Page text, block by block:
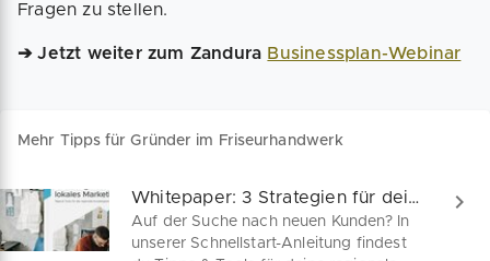
Fragen zu stellen.
➔ Jetzt weiter zum Zandura Businessplan-Webinar
Mehr Tipps für Gründer im Friseurhandwerk
Whitepaper: 3 Strategien für dein lokales Marketing
Auf der Suche nach neuen Kunden? In
unserer Schnellstart-Anleitung findest